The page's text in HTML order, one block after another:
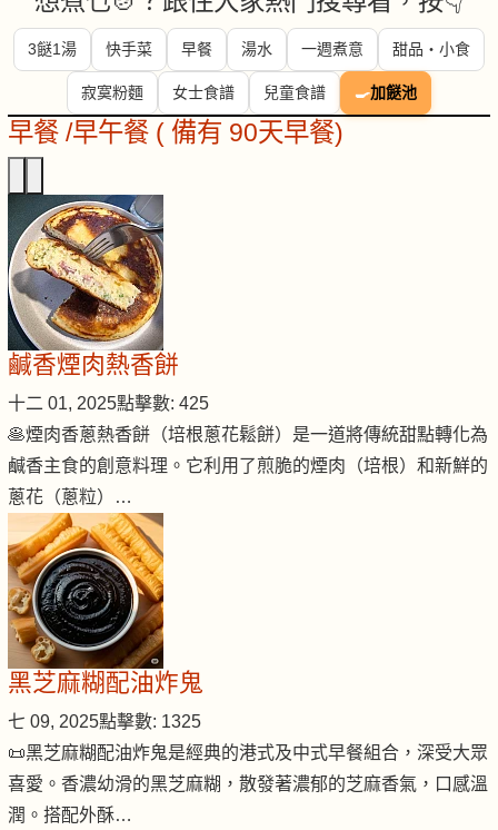
3餸1湯 快手菜 早餐 湯水 一週煮意 甜品・小食
寂寞粉麵 女士食譜 兒童食譜 🍳加餸池
早餐 /早午餐 ( 備有 90天早餐)
鹹香煙肉熱香餅
十二 01, 2025點擊數: 425
🥞煙肉香蔥熱香餅（培根蔥花鬆餅）是一道將傳統甜點轉化為
鹹香主食的創意料理。它利用了煎脆的煙肉（培根）和新鮮的
蔥花（蔥粒）…
黑芝麻糊配油炸鬼
七 09, 2025點擊數: 1325
📜黑芝麻糊配油炸鬼是經典的港式及中式早餐組合，深受大眾
喜愛。香濃幼滑的黑芝麻糊，散發著濃郁的芝麻香氣，口感溫
潤。搭配外酥…